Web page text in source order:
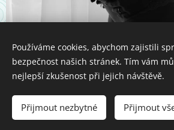
© 2024 Jana Tereza Trnková
vyhrazena.
Vytvořeno službou Webnode
Používáme cookies, abychom zajistili
bezpečnost našich stránek. Tím vám
nejlepší zkušenost při jejich návštěvě.
Přijmout nezbytné Přijmout